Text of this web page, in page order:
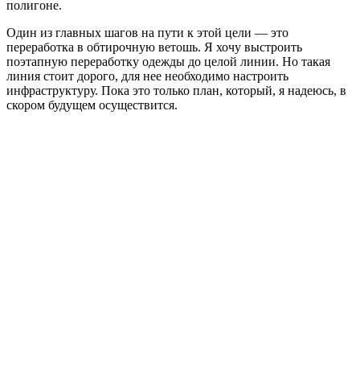
полигоне.
Один из главных шагов на пути к этой цели — это
переработка в обтирочную ветошь. Я хочу выстроить
поэтапную переработку одежды до целой линии. Но такая
линия стоит дорого, для нее необходимо настроить
инфраструктуру. Пока это только план, который, я надеюсь, в
скором будущем осуществится.